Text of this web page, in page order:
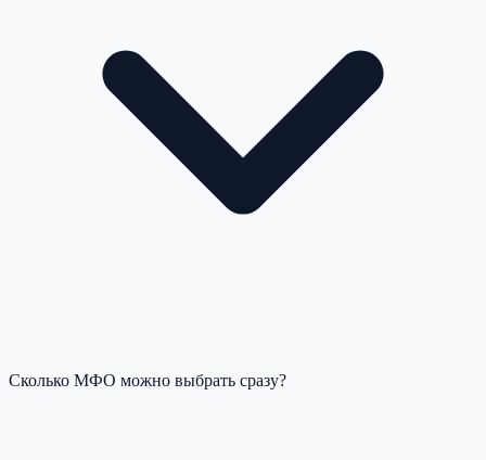
Сколько МФО можно выбрать сразу?